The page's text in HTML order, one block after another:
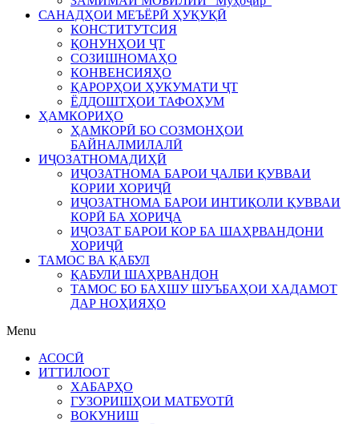
САНАДҲОИ МЕЪЁРӢ ҲУҚУҚӢ
КОНСТИТУТСИЯ
ҚОНУНҲОИ ҶТ
СОЗИШНОМАҲО
КОНВЕНСИЯҲО
ҚАРОРҲОИ ҲУКУМАТИ ҶТ
ЁДДОШТҲОИ ТАФОҲУМ
ҲАМКОРИҲО
ҲАМКОРӢ БО СОЗМОНҲОИ
БАЙНАЛМИЛАЛӢ
ИҶОЗАТНОМАДИҲӢ
ИҶОЗАТНОМА БАРОИ ҶАЛБИ ҚУВВАИ
КОРИИ ХОРИҶӢ
ИҶОЗАТНОМА БАРОИ ИНТИҚОЛИ ҚУВВАИ
КОРӢ БА ХОРИҶА
ИҶОЗАТ БАРОИ КОР БА ШАҲРВАНДОНИ
ХОРИҶӢ
ТАМОС ВА ҚАБУЛ
ҚАБУЛИ ШАҲРВАНДОН
ТАМОС БО БАХШУ ШУЪБАҲОИ ХАДАМОТ
ДАР НОҲИЯҲО
Menu
АСОСӢ
ИТТИЛООТ
ХАБАРҲО
ГУЗОРИШҲОИ МАТБУОТӢ
ВОКУНИШ